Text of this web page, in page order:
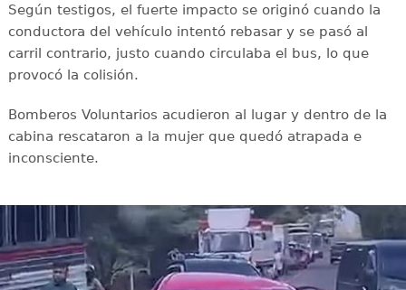
Según testigos, el fuerte impacto se originó cuando la
conductora del vehículo intentó rebasar y se pasó al
carril contrario, justo cuando circulaba el bus, lo que
provocó la colisión.
Bomberos Voluntarios acudieron al lugar y dentro de la
cabina rescataron a la mujer que quedó atrapada e
inconsciente.